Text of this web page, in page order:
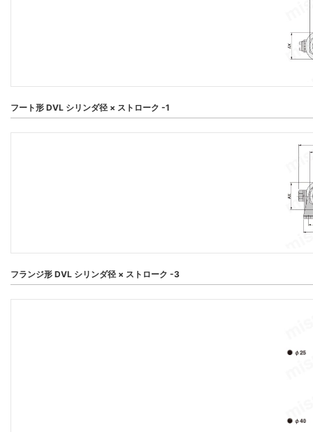
フート形 DVL シリンダ径 × ストローク -1
フランジ形 DVL シリンダ径 × ストローク -3